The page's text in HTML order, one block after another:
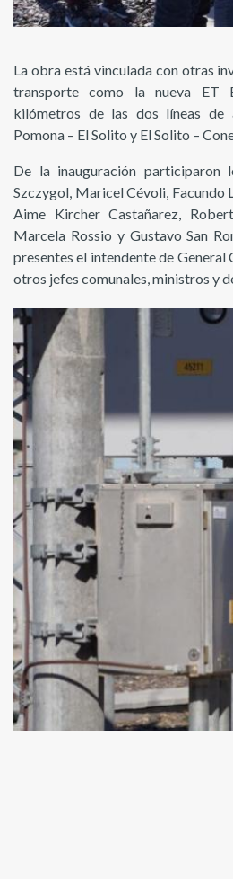
La obra está vinculada con otras
transporte como la nueva ET
kilómetros de las dos líneas
Pomona – El Solito y El Solito –
De la inauguración participaron
Szczygol, Maricel Cévoli, Facundo
Aime Kircher Castañarez,
Marcela Rossio y Gustavo San
presentes el intendente de
otros jefes comunales, ministros y